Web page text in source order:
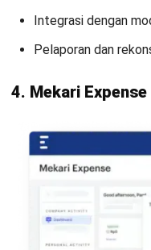
berbasis data
bisnis.
HashMicro berpegang
pemerintah, pedoman
untuk memastikan
ketepatan,
membaca
Panduan